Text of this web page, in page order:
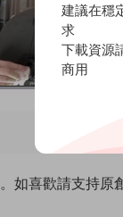
如喜歡請支持原
建議在穩
求
下載資源
商用